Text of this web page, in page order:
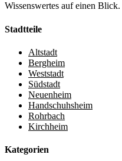
Wissenswertes auf einen Blick.
Stadtteile
Altstadt
Bergheim
Weststadt
Südstadt
Neuenheim
Handschuhsheim
Rohrbach
Kirchheim
Kategorien